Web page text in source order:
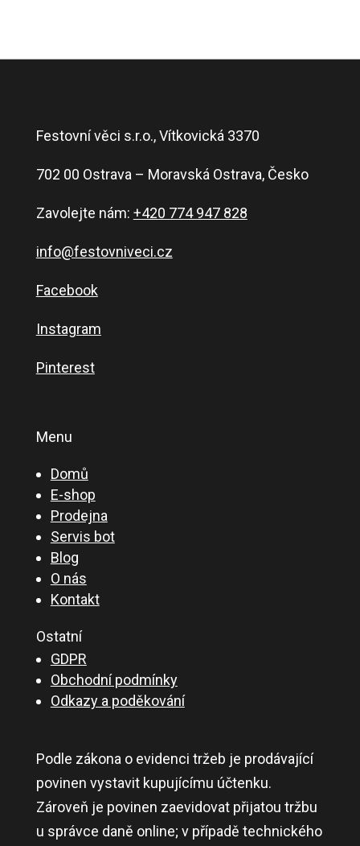
Festovní věci s.r.o., Vítkovická 3370
702 00 Ostrava – Moravská Ostrava, Česko
Zavolejte nám: +420 774 947 828
info@festovniveci.cz
Facebook
Instagram
Pinterest
Menu
Domů
E-shop
Prodejna
Servis bot
Blog
O nás
Kontakt
Ostatní
GDPR
Obchodní podmínky
Odkazy a poděkování
Podle zákona o evidenci tržeb je prodávající
povinen vystavit kupujícímu účtenku.
Zároveň je povinen zaevidovat přijatou tržbu
u správce daně online; v případě technického